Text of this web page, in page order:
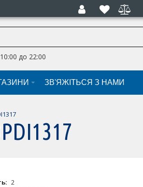
до 22:00
ЗВ'ЯЖІТЬСЯ З НАМИ
2